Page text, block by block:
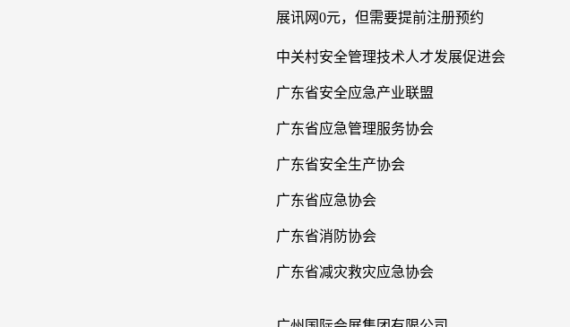
展讯网0元，但需要提前注册预约
中关村安全管理技术人才发展促进会
广东省安全应急产业联盟
广东省应急管理服务协会
广东省安全生产协会
广东省应急协会
广东省消防协会
广东省减灾救灾应急协会